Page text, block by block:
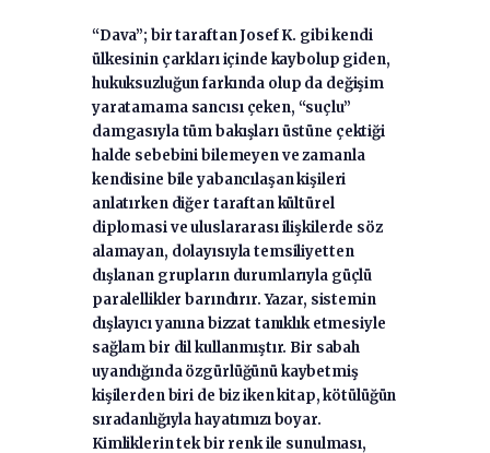
“Dava”; bir taraftan Josef K. gibi kendi
ülkesinin çarkları içinde kaybolup giden,
hukuksuzluğun farkında olup da değişim
yaratamama sancısı çeken, “suçlu”
damgasıyla tüm bakışları üstüne çektiği
halde sebebini bilemeyen ve zamanla
kendisine bile yabancılaşan kişileri
anlatırken diğer taraftan kültürel
diplomasi ve uluslararası ilişkilerde söz
alamayan, dolayısıyla temsiliyetten
dışlanan grupların durumlarıyla güçlü
paralellikler barındırır. Yazar, sistemin
dışlayıcı yanına bizzat tanıklık etmesiyle
sağlam bir dil kullanmıştır. Bir sabah
uyandığında özgürlüğünü kaybetmiş
kişilerden biri de biz iken kitap, kötülüğün
sıradanlığıyla hayatımızı boyar.
Kimliklerin tek bir renk ile sunulması,